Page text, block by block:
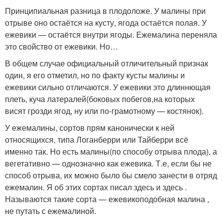
Принципиальная разница в плодоложе. У малины при
отрыве оно остаётся на кусту, ягода остаётся полая. У
ежевики — остаётся внутри ягоды. Ежемалина переняла
это свойство от ежевики. Но…
В общем случае официальный отличительный признак
один, я его отметил, но по факту кусты малины и
ежевики сильно отличаются. У ежевики это длиннющая
плеть, куча латералей(боковых побегов,на которых
висят грозди ягод, ну или по-грамотному — костянок).
У ежемалины, сортов прям канонически к ней
относящихся, типа Логанберри или Тайберри всё
именно так. Но есть малины(по способу отрыва плода), а
вегетативно — однозначно как ежевика. Т.е, если бы не
способ отрыва, их можно было бы смело занести в отряд
ежемалин. Я об этих сортах писал здесь и здесь .
Называются такие сорта — ежевикоподобная малина ,
не путать с ежемалиной.